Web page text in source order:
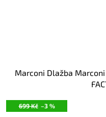
699 Kč –3 %
Marconi Dlažba